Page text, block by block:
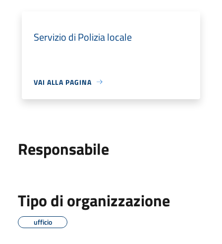
Servizio di Polizia locale
VAI ALLA PAGINA
Responsabile
Tipo di organizzazione
ufficio